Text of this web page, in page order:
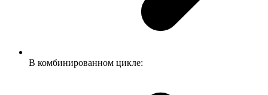
В комбинированном цикле: